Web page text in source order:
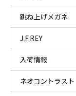
跳ね上げメガネ
J.F.REY
入荷情報
ネオコントラスト